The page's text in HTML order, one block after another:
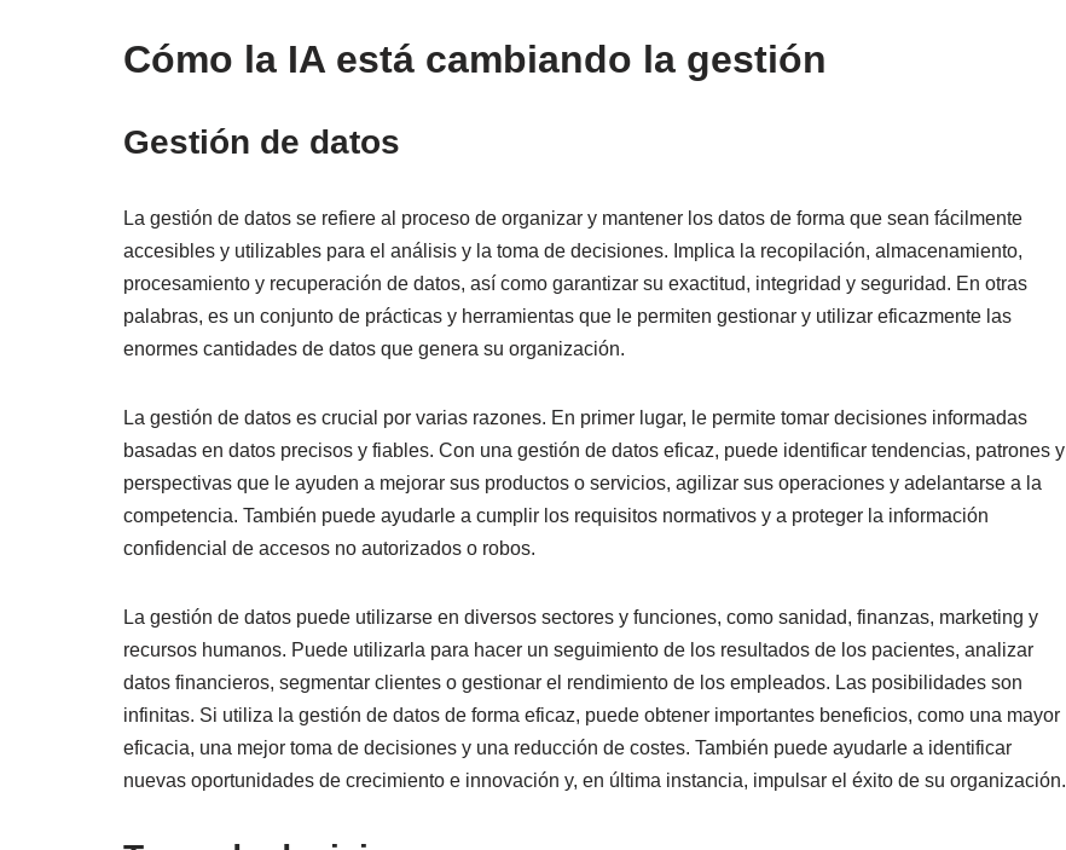
Cómo la IA está cambiando la gestión
Gestión de datos
La gestión de datos se refiere al proceso de organizar y mantener los datos de forma que sean fácilmente
accesibles y utilizables para el análisis y la toma de decisiones. Implica la recopilación, almacenamiento,
procesamiento y recuperación de datos, así como garantizar su exactitud, integridad y seguridad. En otras
palabras, es un conjunto de prácticas y herramientas que le permiten gestionar y utilizar eficazmente las
enormes cantidades de datos que genera su organización.
La gestión de datos es crucial por varias razones. En primer lugar, le permite tomar decisiones informadas
basadas en datos precisos y fiables. Con una gestión de datos eficaz, puede identificar tendencias, patrones y
perspectivas que le ayuden a mejorar sus productos o servicios, agilizar sus operaciones y adelantarse a la
competencia. También puede ayudarle a cumplir los requisitos normativos y a proteger la información
confidencial de accesos no autorizados o robos.
La gestión de datos puede utilizarse en diversos sectores y funciones, como sanidad, finanzas, marketing y
recursos humanos. Puede utilizarla para hacer un seguimiento de los resultados de los pacientes, analizar
datos financieros, segmentar clientes o gestionar el rendimiento de los empleados. Las posibilidades son
infinitas. Si utiliza la gestión de datos de forma eficaz, puede obtener importantes beneficios, como una mayor
eficacia, una mejor toma de decisiones y una reducción de costes. También puede ayudarle a identificar
nuevas oportunidades de crecimiento e innovación y, en última instancia, impulsar el éxito de su organización.